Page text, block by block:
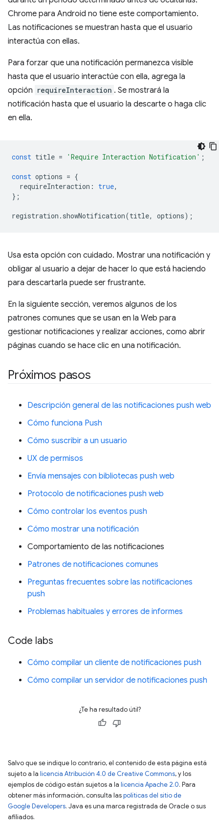
Chrome para Android no tiene este comportamiento.
Las notificaciones se muestran hasta que el usuario
interactúa con ellas.
Para forzar que una notificación permanezca visible
hasta que el usuario interactúe con ella, agrega la
opción requireInteraction . Se mostrará la
notificación hasta que el usuario la descarte o haga clic
en ella.
const title = 'Require Interaction Notification' ;
const options = {
requireInteraction : true,
};
registration . showNotification(title, options);
Usa esta opción con cuidado. Mostrar una notificación y
obligar al usuario a dejar de hacer lo que está haciendo
para descartarla puede ser frustrante.
En la siguiente sección, veremos algunos de los
patrones comunes que se usan en la Web para
gestionar notificaciones y realizar acciones, como abrir
páginas cuando se hace clic en una notificación.
Próximos pasos
Descripción general de las notificaciones push web
Cómo funciona Push
Cómo suscribir a un usuario
UX de permisos
Envía mensajes con bibliotecas push web
Protocolo de notificaciones push web
Cómo controlar los eventos push
Cómo mostrar una notificación
Comportamiento de las notificaciones
Patrones de notificaciones comunes
Preguntas frecuentes sobre las notificaciones
push
Problemas habituales y errores de informes
Code labs
Cómo compilar un cliente de notificaciones push
Cómo compilar un servidor de notificaciones push
¿Te ha resultado útil?
Salvo que se indique lo contrario, el contenido de esta página está
sujeto a la licencia Atribución 4.0 de Creative Commons, y los
ejemplos de código están sujetos a la licencia Apache 2.0. Para
obtener más información, consulta laspolíticas del sitio de
Google Developers. Java es una marca registrada de Oracle o sus
afiliados.